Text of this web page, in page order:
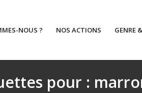
NOUS ? NOS ACTIONS GENRE
pour :